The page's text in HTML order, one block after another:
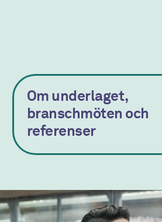
Om underlaget,
branschmöten och
referenser